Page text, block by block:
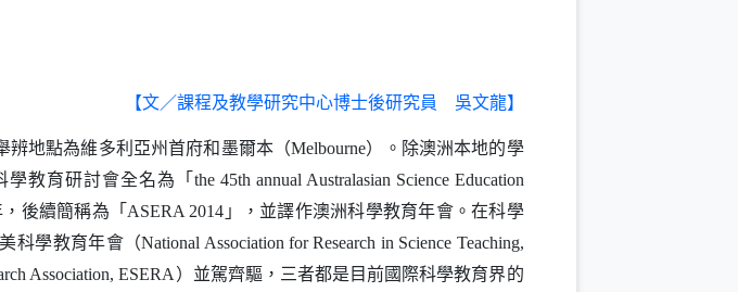
【文／課程及教學研究中心博士後研究員 吳文龍】
辨地點為維多利亞州首府和墨爾本（Melbourne）。除澳洲本地的學
學教育研討會全名為「the 45th annual Australasian Science Education
後續簡稱為「ASERA 2014 」，並譯作澳洲科學教育年會。在科學
科學教育年會（National Association for Research in Science Teaching,
Association, ESERA ）並駕齊驅，三者都是目前國際科學教育界的